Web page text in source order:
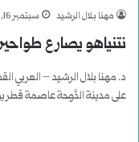
مهنا بلال الرشيد سبتمبر 16, 2025
نتنياهو يصارع
د. مهنا بلال الرشيد – العربي
على مدينة الدَّوحة عاصمة قطر